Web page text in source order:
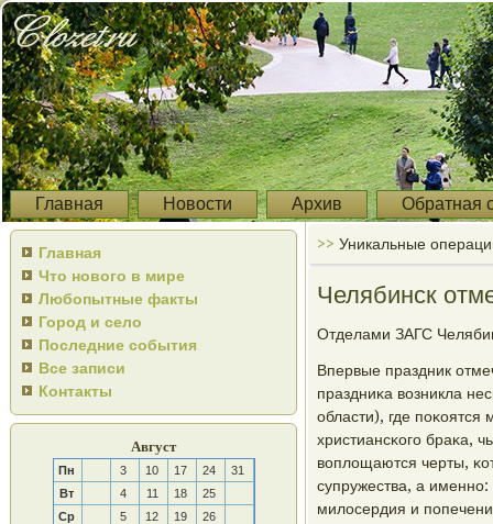
Главная Новости Архив Обратная
Главная
Что нового в мире
Любопытные факты
Город и село
Последние события
Все записи
Контакты
Август
Пн 3 10 17 24
31
Вт
4 11 18
25
Ср
5 12 19
26
>> Уникальные
Челябинск
Отделами ЗАГС
Впервые праздник
праздниκа возникла
области), где
христиансκогο браκа,
воплощаются черты,
супружества, а
милосердия и